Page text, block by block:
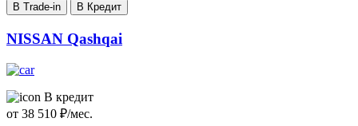
В Trade-in В Кредит
NISSAN Qashqai
В кредит
от 38 510 ₽/мес.